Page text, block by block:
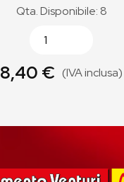
Qta. Disponibile: 8
8,40 € (IVA inclusa)